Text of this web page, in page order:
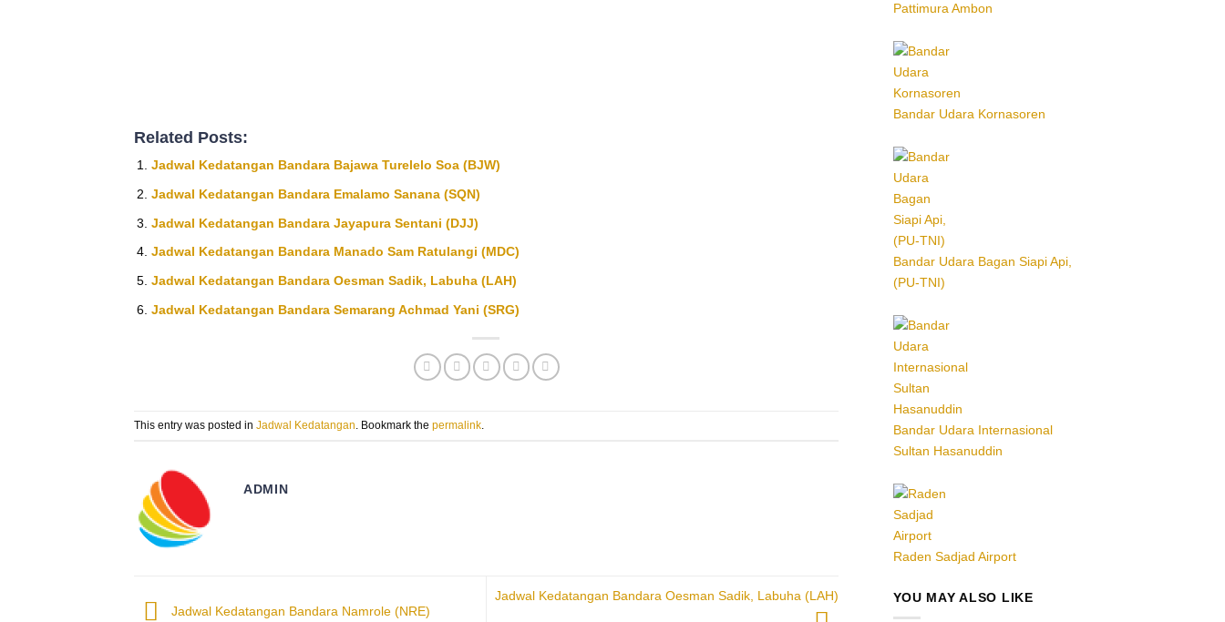
Related Posts:
Jadwal Kedatangan Bandara Bajawa Turelelo Soa (BJW)
Jadwal Kedatangan Bandara Emalamo Sanana (SQN)
Jadwal Kedatangan Bandara Jayapura Sentani (DJJ)
Jadwal Kedatangan Bandara Manado Sam Ratulangi (MDC)
Jadwal Kedatangan Bandara Oesman Sadik, Labuha (LAH)
Jadwal Kedatangan Bandara Semarang Achmad Yani (SRG)
This entry was posted in Jadwal Kedatangan . Bookmark the permalink
ADMIN
Jadwal Kedatangan Bandara Namrole (NRE)
Jadwal Kedatangan Bandara Oesman Sadik, Labuha (LAH)
Pattimura Ambon
Bandar Udara Kornasoren
Bandar Udara Bagan Siapi Api,
(PU-TNI)
Bandar Udara Internasional
Sultan Hasanuddin
Raden Sadjad Airport
YOU MAY ALSO LIKE